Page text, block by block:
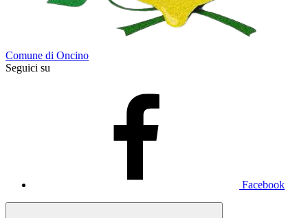
Comune di Oncino
Seguici su
Facebook